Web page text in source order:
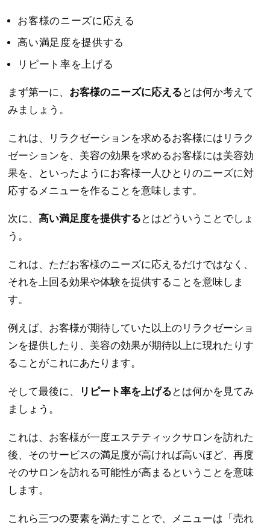
お客様のニーズに応える
高い満足度を提供する
リピート率を上げる
まず第一に、 お客様のニーズに応える とは何か考えて
みましょう。
これは、リラクゼーションを求めるお客様にはリラク
ゼーションを、美容の効果を求めるお客様には美容効
果を、といったようにお客様一人ひとりのニーズに対
応するメニューを作ることを意味します。
次に、 高い満足度を提供する とはどういうことでしょ
う。
これは、ただお客様のニーズに応えるだけではなく、
それを上回る効果や体験を提供することを意味しま
す。
例えば、お客様が期待していた以上のリラクゼーショ
ンを提供したり、美容の効果が期待以上に現れたりす
ることがこれにあたります。
そして最後に、 リピート率を上げる とは何かを見てみ
ましょう。
これは、お客様が一度エステティックサロンを訪れた
後、そのサービスの満足度が高ければ高いほど、再度
そのサロンを訪れる可能性が高まるということを意味
します。
これら三つの要素を満たすことで、メニューは「売れ